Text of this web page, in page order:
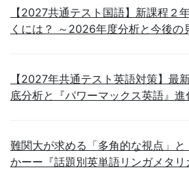
【2027共通テスト国語】新課程２
くには？ ～2026年度分析と今後の
【2027年共通テスト英語対策】最
底分析と『パワーマックス英語』進
難関大が求める「多角的な視点」と
かーー『話題別英単語リンガメタ